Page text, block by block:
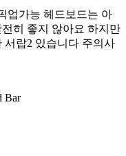
업가능 헤드보드는 아
히 좋지 않아요 하지만
서랍2 있습니다 주의사
Bar